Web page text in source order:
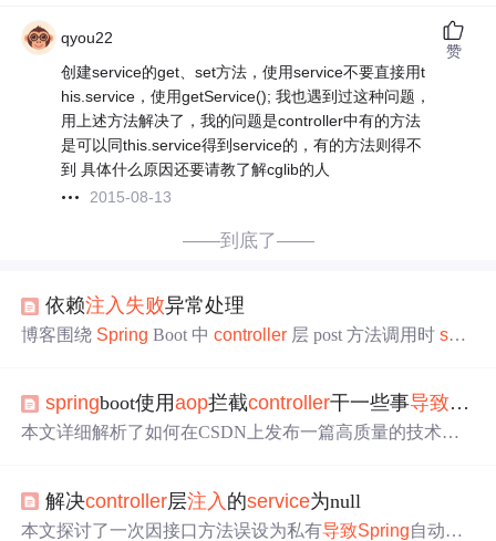
qyou22
创建service的get、set方法，使用service不要直接用t
his.service，使用getService(); 我也遇到过这种问题，
用上述方法解决了，我的问题是controller中有的方法
是可以同this.service得到service的，有的方法则得不
到 具体什么原因还要请教了解cglib的人
2015-08-13
赞
——到底了——
依赖注入 失败异常处理
博客围绕 Spring Boot 中controller 层 post 方法调用时serv
ate 方法加入aop后虽代理不生效，但改变调用过程，导致
注入失败，改为 public 可正常调用。
springboot使用aop拦截controller干一些事导致
本文详细解析了如何在CSDN上发布一篇高质量的技术博
解决controller层注入 的service为null
本文探讨了一次因接口方法误设为私有导致Spring自动装